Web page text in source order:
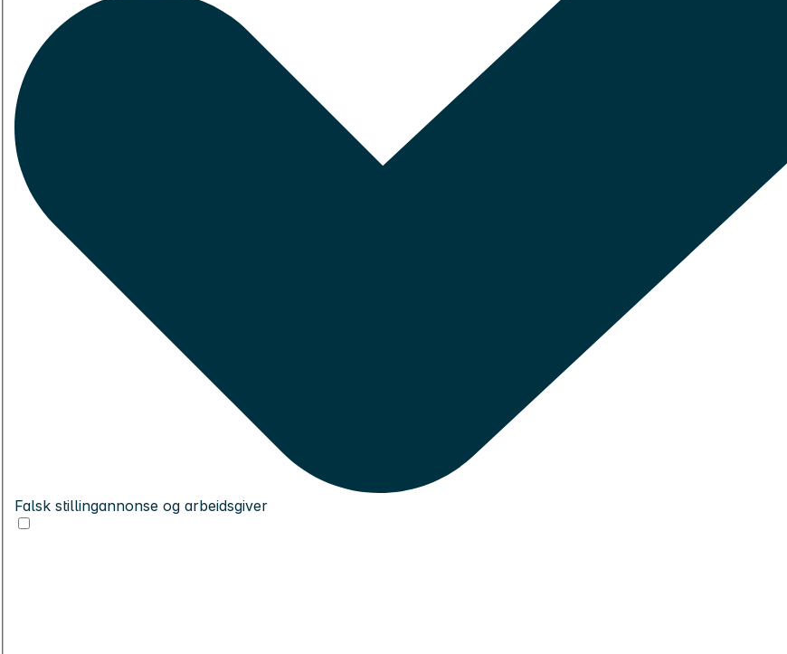
Falsk stillingannonse og arbeidsgiver